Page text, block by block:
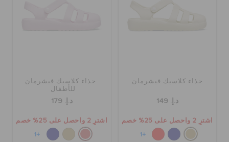
حذاء كلاسيك فيشرمان
د.إ. 149
اشترِ 2 واحصل على 25% خصم
+1
حذاء كلاسيك فيشرمان
للأطفال
د.إ. 179
اشترِ 2 واحصل على 25% خصم
+1